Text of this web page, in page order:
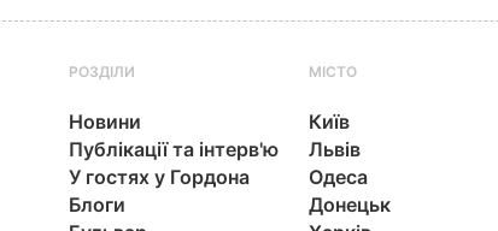
РОЗДІЛИ
Новини
Публікації та інтерв'ю
У гостях у Гордона
Блоги
МІСТО
Київ
Львів
Одеса
Донецьк